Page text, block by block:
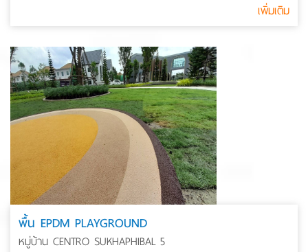
เพิ่มเติม
พื้น EPDM PLAYGROUND
หมู่บ้าน CENTRO SUKHAPHIBAL 5